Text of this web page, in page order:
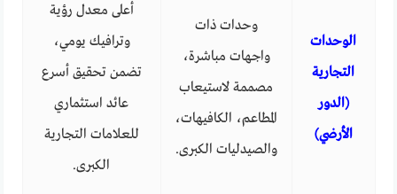
الوحدات
التجارية
(الدور
الأرضي)
وحدات ذات
واجهات مباشرة،
مصممة لاستيعاب
المطاعم، الكافيهات،
والصيدليات الكبرى.
أعلى معدل رؤية
وترافيك يومي،
تضمن تحقيق أسرع
عائد استثماري
للعلامات التجارية
الكبرى.